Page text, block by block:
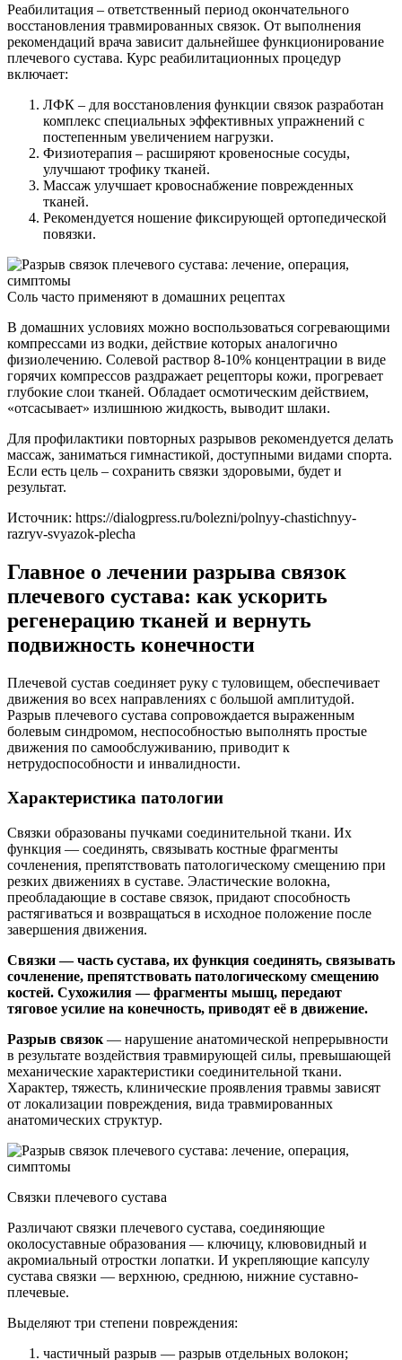
Реабилитация – ответственный период окончательного
восстановления травмированных связок. От выполнения
рекомендаций врача зависит дальнейшее функционирование
плечевого сустава. Курс реабилитационных процедур
включает:
ЛФК – для восстановления функции связок разработан
комплекс специальных эффективных упражнений с
постепенным увеличением нагрузки.
Физиотерапия – расширяют кровеносные сосуды,
улучшают трофику тканей.
Массаж улучшает кровоснабжение поврежденных
тканей.
Рекомендуется ношение фиксирующей ортопедической
повязки.
Соль часто применяют в домашних рецептах
В домашних условиях можно воспользоваться согревающими
компрессами из водки, действие которых аналогично
физиолечению. Солевой раствор 8-10% концентрации в виде
горячих компрессов раздражает рецепторы кожи, прогревает
глубокие слои тканей. Обладает осмотическим действием,
«отсасывает» излишнюю жидкость, выводит шлаки.
Для профилактики повторных разрывов рекомендуется делать
массаж, заниматься гимнастикой, доступными видами спорта.
Если есть цель – сохранить связки здоровыми, будет и
результат.
Источник: https://dialogpress.ru/bolezni/polnyy-chastichnyy-
razryv-svyazok-plecha
Главное о лечении разрыва связок
плечевого сустава: как ускорить
регенерацию тканей и вернуть
подвижность конечности
Плечевой сустав соединяет руку с туловищем, обеспечивает
движения во всех направлениях с большой амплитудой.
Разрыв плечевого сустава сопровождается выраженным
болевым синдромом, неспособностью выполнять простые
движения по самообслуживанию, приводит к
нетрудоспособности и инвалидности.
Характеристика патологии
Связки образованы пучками соединительной ткани. Их
функция — соединять, связывать костные фрагменты
сочленения, препятствовать патологическому смещению при
резких движениях в суставе. Эластические волокна,
преобладающие в составе связок, придают способность
растягиваться и возвращаться в исходное положение после
завершения движения.
Связки — часть сустава, их функция соединять, связывать
сочленение, препятствовать патологическому смещению
костей. Сухожилия — фрагменты мышц, передают
тяговое усилие на конечность, приводят её в движение.
Разрыв связок — нарушение анатомической непрерывности
в результате воздействия травмирующей силы, превышающей
механические характеристики соединительной ткани.
Характер, тяжесть, клинические проявления травмы зависят
от локализации повреждения, вида травмированных
анатомических структур.
Связки плечевого сустава
Различают связки плечевого сустава, соединяющие
околосуставные образования — ключицу, клювовидный и
акромиальный отростки лопатки. И укрепляющие капсулу
сустава связки — верхнюю, среднюю, нижние суставно‐
плечевые.
Выделяют три степени повреждения:
частичный разрыв — разрыв отдельных волокон;